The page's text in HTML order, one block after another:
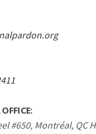
#650, Montréal, QC